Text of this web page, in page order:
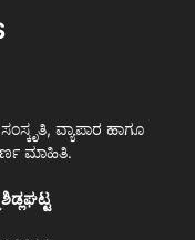
ವ್ಯಾಪಾರ ಹಾಗೂ
ಮಾಹಿತಿ.